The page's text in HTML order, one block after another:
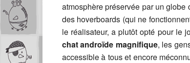
atmosphère préservée par un
des hoverboards (qui ne
le réalisateur, a plutôt opté pour le
chat androïde magnifique, les
accessible à tous et encore